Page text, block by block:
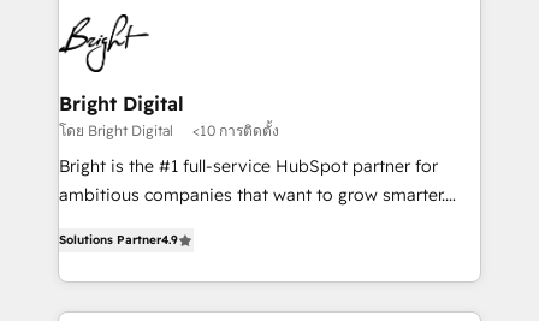
work for our clients. 🏆2023 Technical Expertise
Impact Award 🏆2022 Technical Expertise Impact
Award 🏆2022 Platform Migration Excellence Impact
Award 🏆2020 Elite Solutions Partner 🏆2019
Integrations HubSpot Impact Award 🏆2019
Marketing Enablement HubSpot Impact Award 🏆
2018 Website Design HubSpot Impact Award 🏆2017
Growth-Driven Design Agency of the Year 🏆2016
Sales Enablement HubSpot Impact Award 🏆2015
Bright Digital
โดย Bright Digital <10 การติดตั้ง
Bright is the #1 full-service HubSpot partner for
ambitious companies that want to grow smarter.
developing a new website to lead generation and
digital marketing; we do it all (and with great
results)! In short, our services include: - HubSpot
Solutions Partner4.9